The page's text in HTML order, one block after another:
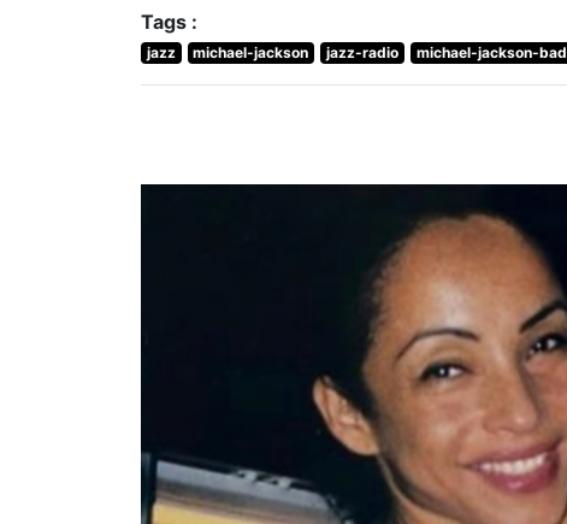
Tags :
jazz michael-jackson jazz-radio michael-jackson-bad